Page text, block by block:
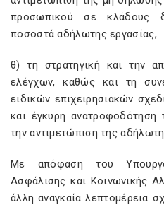
προσωπικού σε κλάδους
ποσοστά αδήλωτης εργασίας,
θ) τη στρατηγική και την
ελέγχων, καθώς και τη
ειδικών επιχειρησιακών
και έγκυρη
την αντιμετώπιση της
Με απόφαση του
Ασφάλισης και Κοινωνικής
άλλη αναγκαία λεπτομέρεια